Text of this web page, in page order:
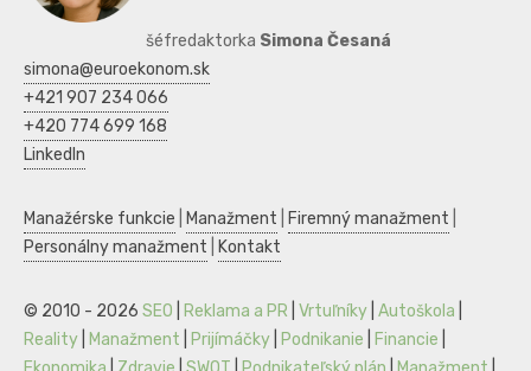
šéfredaktorka Simona Česaná
simona@euroekonom.sk
+421 907 234 066
+420 774 699 168
LinkedIn
Manažérske funkcie Manažment Firemný manažment
Personálny manažment
Kontakt
© 2010 - 2026 SEO Reklama a PR Vrtuľníky Autoškola
Reality
Manažment Prijímáčky Podnikanie Financie